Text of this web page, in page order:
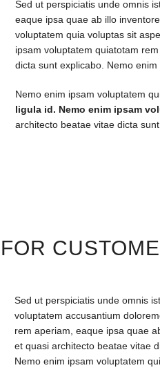
Sed ut perspiciatis unde omnis
eaque ipsa quae ab illo
voluptatem quia voluptas sit
ipsam voluptatem quiatotam
dicta sunt explicabo. Nemo
Nemo enim ipsam voluptatem
ligula id. Nemo enim ipsam
architecto beatae vitae dicta
Sed ut perspiciatis unde omnis
voluptatem accusantium
rem aperiam, eaque ipsa quae
et quasi architecto beatae vitae
Nemo enim ipsam voluptatem